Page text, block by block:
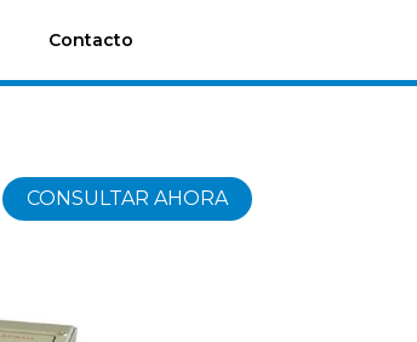
Contacto
CONSULTAR AHORA